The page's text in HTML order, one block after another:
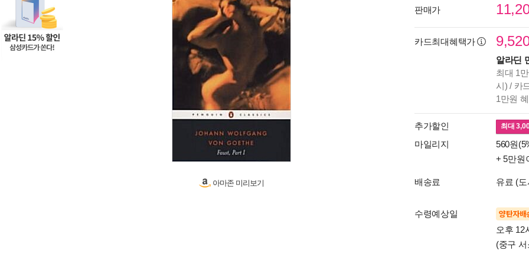
아마존 미리보기
판매가
카드최대혜택가
알라딘
최대 1
시) / 카
1만원
추가할인 최대
마일리지
560원
+ 5만원
배송료 유료 (
수령예상일 양탄자배
오후 12
(중구